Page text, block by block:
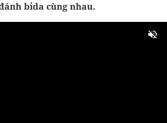
bida cùng nhau.